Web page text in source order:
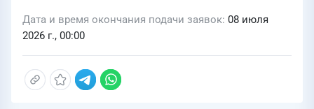
Дата и время окончания подачи заявок 08 июля
2026 г., 00:00